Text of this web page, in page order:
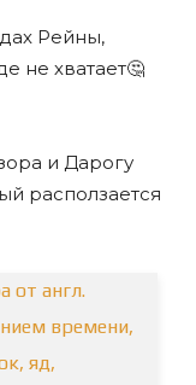
Рейны,
не хватает🤔
и Дарогу
расползается
от англ.
времени,
яд,